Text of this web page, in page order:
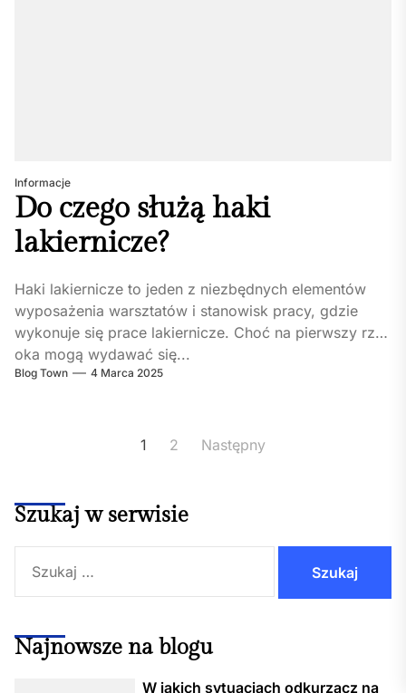
Informacje
Do czego służą haki
lakiernicze?
Haki lakiernicze to jeden z niezbędnych elementów
wyposażenia warsztatów i stanowisk pracy, gdzie
wykonuje się prace lakiernicze. Choć na pierwszy rzut
oka mogą wydawać się...
Blog Town 4 Marca 2025
Stronicowanie
1 2 Następny
Szukaj w serwisie
Najnowsze na blogu
W jakich sytuacjach odkurzacz na